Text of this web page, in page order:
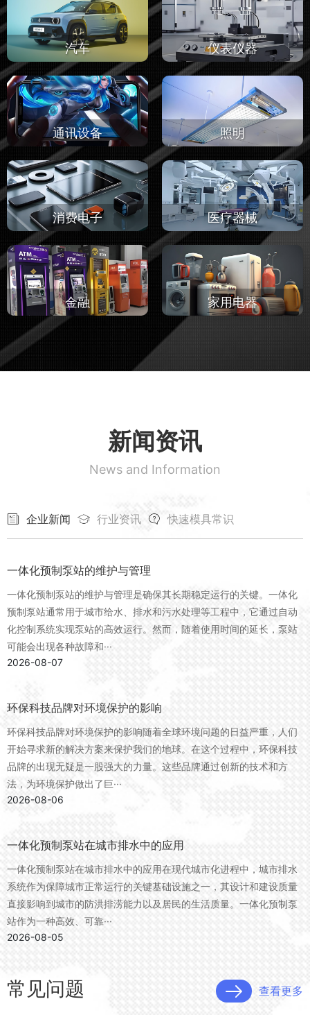
汽车 仪表仪器
通讯设备 照明
消费电子 医疗器械
金融 家用电器
新闻资讯
News and Information
企业新闻 行业资讯 快速模具常识
一体化预制泵站的维护与管理
一体化预制泵站的维护与管理是确保其长期稳定运行的关键。一体化
预制泵站通常用于城市给水、排水和污水处理等工程中，它通过自动
化控制系统实现泵站的高效运行。然而，随着使用时间的延长，泵站
可能会出现各种故障和···
2026-08-07
环保科技品牌对环境保护的影响
环保科技品牌对环境保护的影响随着全球环境问题的日益严重，人们
开始寻求新的解决方案来保护我们的地球。在这个过程中，环保科技
品牌的出现无疑是一股强大的力量。这些品牌通过创新的技术和方
法，为环境保护做出了巨···
2026-08-06
一体化预制泵站在城市排水中的应用
一体化预制泵站在城市排水中的应用在现代城市化进程中，城市排水
系统作为保障城市正常运行的关键基础设施之一，其设计和建设质量
直接影响到城市的防洪排涝能力以及居民的生活质量。一体化预制泵
站作为一种高效、可靠···
2026-08-05
常见问题 查看更多